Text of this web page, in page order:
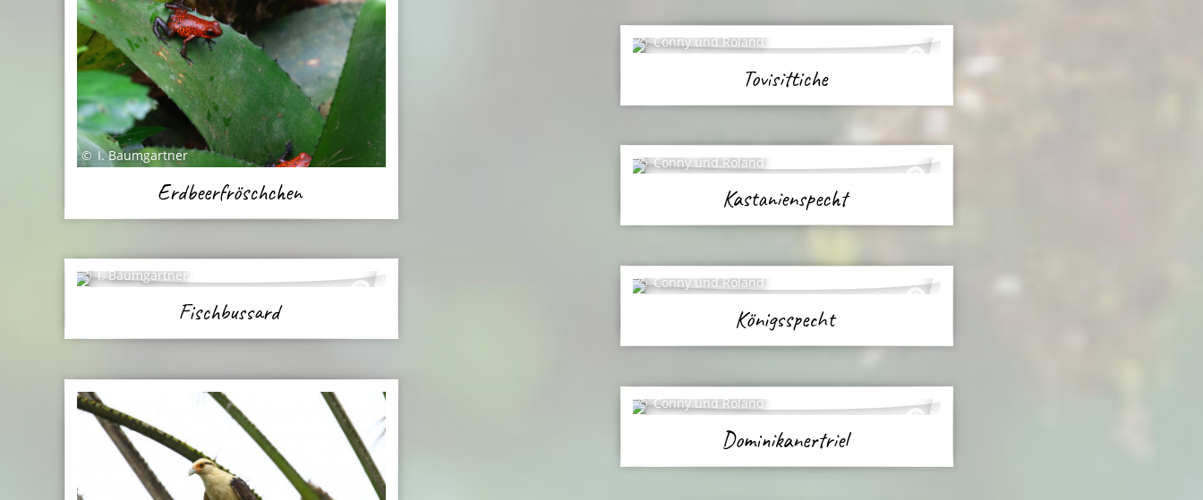
I. Baumgartner
Erdbeerfröschchen
I. Baumgartner
Fischbussard
Conny und Roland
Tovisittiche
Conny und Roland
Kastanienspecht
Conny und Roland
Königsspecht
Conny und Roland
Dominikanertriel